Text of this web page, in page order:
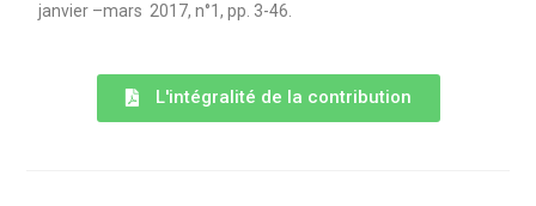
janvier –mars 2017, n°1, pp. 3-46.
L'intégralité de la contribution